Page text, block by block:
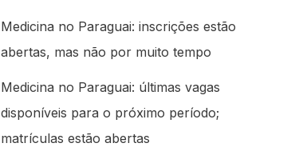
Medicina no Paraguai: inscrições estão
abertas, mas não por muito tempo
Medicina no Paraguai: últimas vagas
disponíveis para o próximo período;
matrículas estão abertas